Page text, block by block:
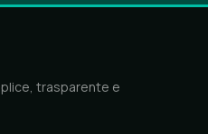
trasparente e